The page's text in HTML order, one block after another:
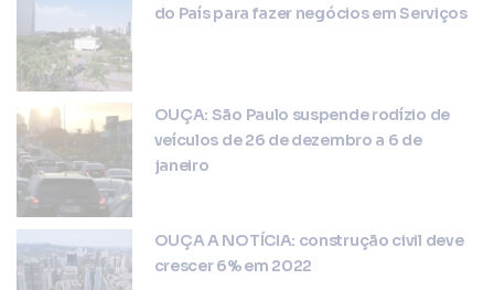
do País para fazer negócios em Serviços
OUÇA: São Paulo suspende rodízio de
veículos de 26 de dezembro a 6 de
janeiro
OUÇA A NOTÍCIA: construção civil deve
crescer 6% em 2022